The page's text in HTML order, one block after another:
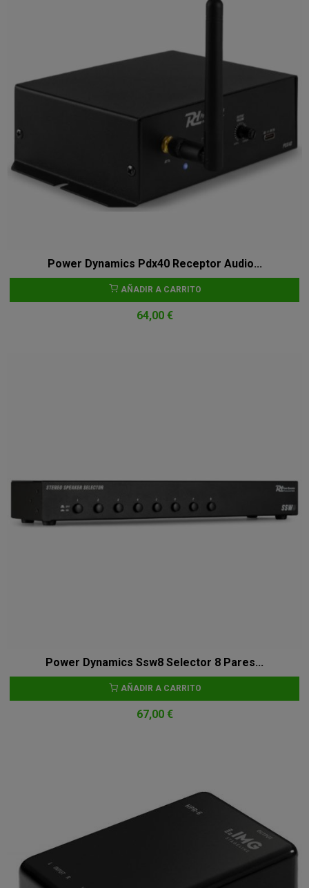
Power Dynamics Pdx40 Receptor Audio...
AÑADIR A CARRITO
64,00 €
Power Dynamics Ssw8 Selector 8 Pares...
AÑADIR A CARRITO
67,00 €